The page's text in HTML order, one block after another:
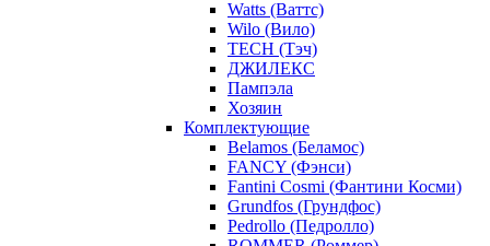
Watts (Ваттс)
Wilo (Вило)
TECH (Тэч)
ДЖИЛЕКС
Пампэла
Хозяин
Комплектующие
Belamos (Беламос)
FANCY (Фэнси)
Fantini Cosmi (Фантини Косми)
Grundfos (Грундфос)
Pedrollo (Педролло)